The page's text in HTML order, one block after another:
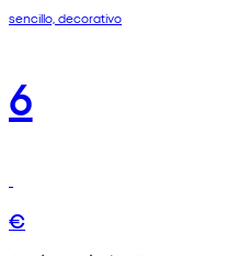
sencillo, decorativo
6
€